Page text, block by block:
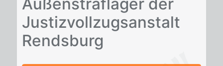
Jus­tiz­voll­zugs­an­stalt
Rends­burg